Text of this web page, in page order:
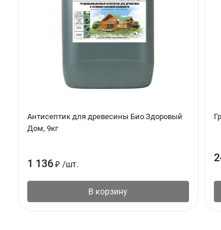
Антисептик для древесины Био Здоровый
Дом, 9кг
1 136₽ /шт.
В корзину